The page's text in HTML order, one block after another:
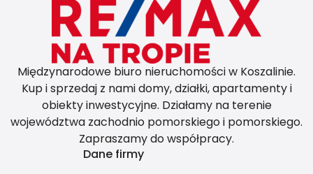
Międzynarodowe biuro nieruchomości w Koszalinie.
Kup i sprzedaj z nami domy, działki, apartamenty i
obiekty inwestycyjne. Działamy na terenie
województwa zachodnio pomorskiego i pomorskiego.
Zapraszamy do współpracy.
Dane firmy